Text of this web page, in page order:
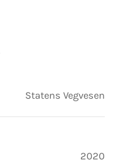
Statens Vegvesen
2020